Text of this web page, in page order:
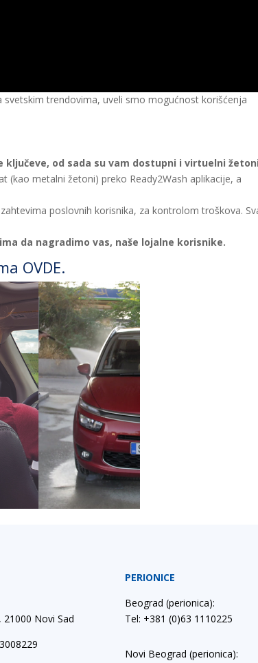
trendovima, uveli smo mogućnost korišćenja
od sada su vam dostupni i virtuelni
(kao metalni žetoni) preko Ready2Wash aplikacije, a
poslovnih korisnika, za kontrolom troškova.
da nagradimo vas, naše lojalne korisnike.
OVDE.
21000 Novi Sad
PERIONICE
Beograd (perionica):
Tel: +381 (0)63 1110225
Novi Beograd (perionica):